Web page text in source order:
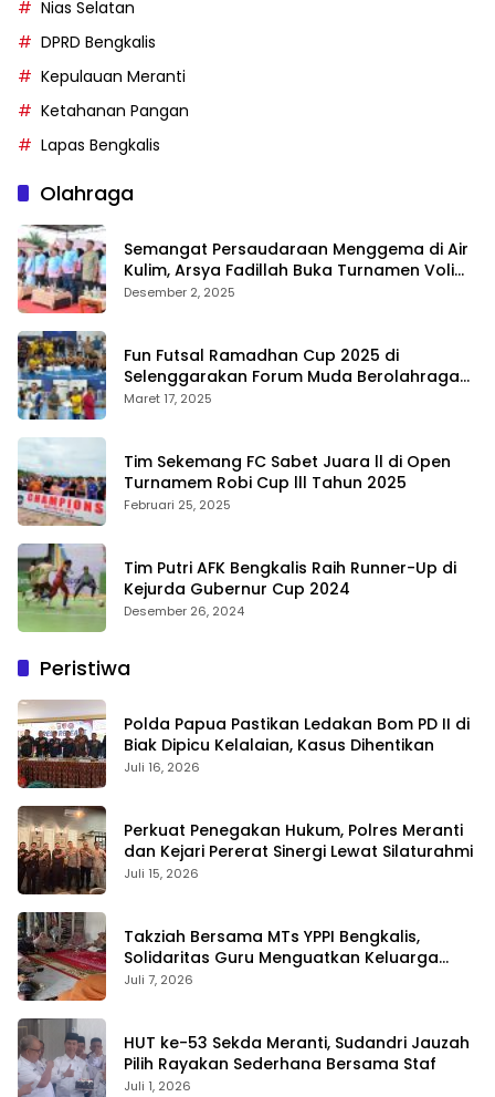
Nias Selatan
DPRD Bengkalis
Kepulauan Meranti
Ketahanan Pangan
Lapas Bengkalis
Olahraga
Semangat Persaudaraan Menggema di Air
Kulim, Arsya Fadillah Buka Turnamen Voli
Bermasa Cup II
Desember 2, 2025
Fun Futsal Ramadhan Cup 2025 di
Selenggarakan Forum Muda Berolahraga
Bengkalis
Maret 17, 2025
Tim Sekemang FC Sabet Juara ll di Open
Turnamem Robi Cup lll Tahun 2025
Februari 25, 2025
Tim Putri AFK Bengkalis Raih Runner-Up di
Kejurda Gubernur Cup 2024
Desember 26, 2024
Peristiwa
Polda Papua Pastikan Ledakan Bom PD II di
Biak Dipicu Kelalaian, Kasus Dihentikan
Juli 16, 2026
Perkuat Penegakan Hukum, Polres Meranti
dan Kejari Pererat Sinergi Lewat Silaturahmi
Juli 15, 2026
Takziah Bersama MTs YPPI Bengkalis,
Solidaritas Guru Menguatkan Keluarga
yang Berduka
Juli 7, 2026
HUT ke-53 Sekda Meranti, Sudandri Jauzah
Pilih Rayakan Sederhana Bersama Staf
Juli 1, 2026